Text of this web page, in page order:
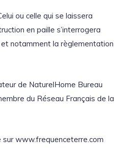
ou celle qui se laissera
en paille s’interrogera
notamment la règlementation
de NaturelHome Bureau
du Réseau Français de la
www.frequenceterre.com